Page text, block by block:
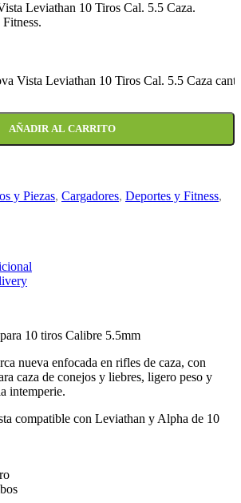
Leviathan 10 Tiros Cal. 5.5 Caza.
Vista Leviathan 10 Tiros Cal. 5.5 Caza
AÑADIR AL CARRITO
y Piezas, Cargadores, Deportes y Fitness,
10 tiros Calibre 5.5mm
nueva enfocada en rifles de caza, con
caza de conejos y liebres, ligero peso y
intemperie.
compatible con Leviathan y Alpha de 10